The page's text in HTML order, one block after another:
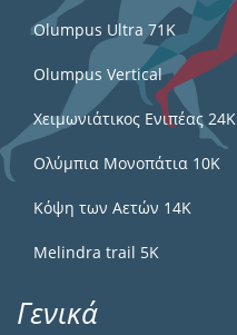
Olumpus Ultra 71K
Olumpus Vertical
Χειμωνιάτικος Ενιπέας 24Κ
Ολύμπια Μονοπάτια 10Κ
Κόψη των Αετών 14Κ
Melindra trail 5Κ
Γενικά